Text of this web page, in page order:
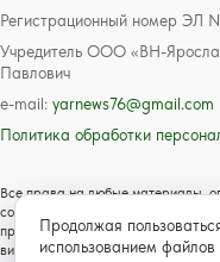
Регистрационный номер
Учредитель ООО «ВН-
Павлович
e-mail: yarnews76@gmail.com
Политика обработки
Все права на любые материалы,
соответствии с российским и
праве и смежных правах. Любое
видеоматериалов возможно
Продолжая
использованием